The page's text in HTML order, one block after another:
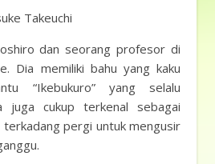
Takeuchi
dan seorang profesor di
Dia memiliki bahu yang kaku
“Ikebukuro” yang selalu
juga cukup terkenal sebagai
pergi untuk mengusir